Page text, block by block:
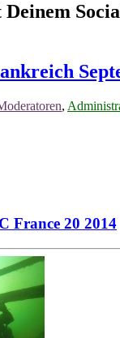
,
France 20 2014